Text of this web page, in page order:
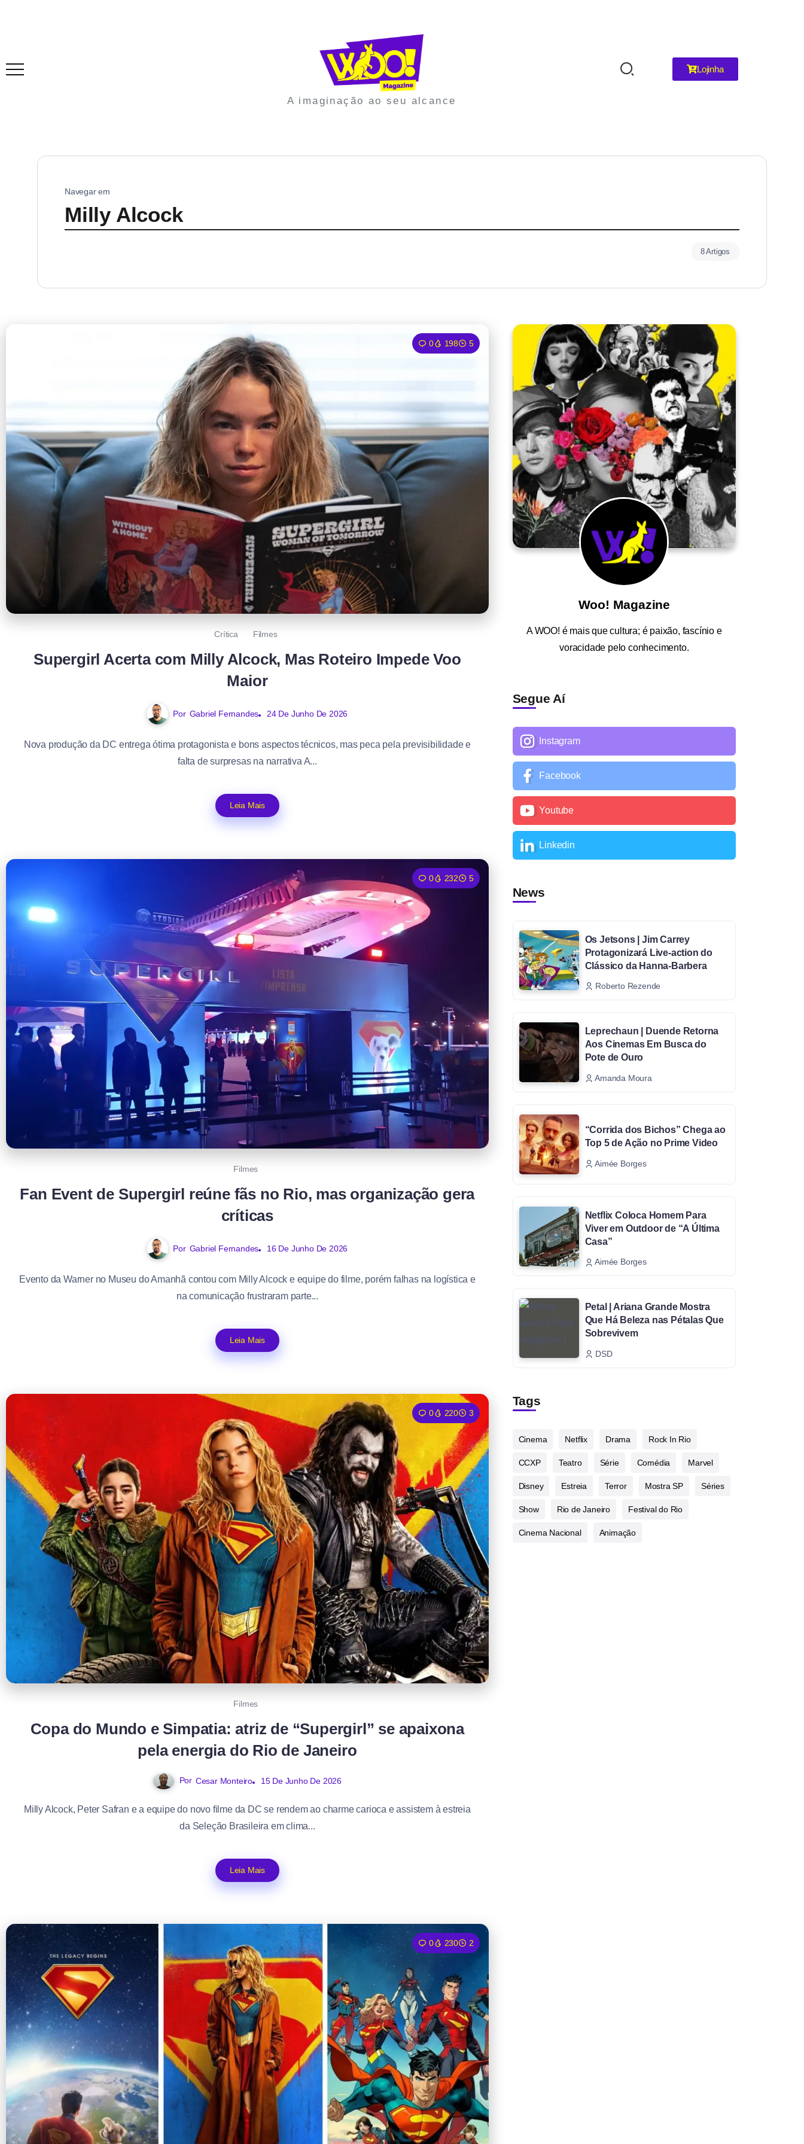
A imaginação ao seu alcance
Lojinha
Navegar em
Milly Alcock
8 Artigos
0 198 5
Crítica Filmes
Supergirl Acerta com Milly Alcock, Mas Roteiro Impede Voo
Maior
Por Gabriel Fernandes 24 De Junho De 2026
Nova produção da DC entrega ótima protagonista e bons aspectos técnicos, mas peca pela previsibilidade e
falta de surpresas na narrativa A...
Leia Mais
0 232 5
Filmes
Fan Event de Supergirl reúne fãs no Rio, mas organização gera
críticas
Por Gabriel Fernandes 16 De Junho De 2026
Evento da Warner no Museu do Amanhã contou com Milly Alcock e equipe do filme, porém falhas na logística e
na comunicação frustraram parte...
Leia Mais
0 220 3
Filmes
Copa do Mundo e Simpatia: atriz de “Supergirl” se apaixona
pela energia do Rio de Janeiro
Por Cesar Monteiro 15 De Junho De 2026
Milly Alcock, Peter Safran e a equipe do novo filme da DC se rendem ao charme carioca e assistem à estreia
da Seleção Brasileira em clima...
Leia Mais
0 230 2
Woo! Magazine
AWOO! é mais que cultura; é paixão, fascínio e
voracidade pelo conhecimento.
Segue Aí
Instagram
Facebook
Youtube
Linkedin
News
Os Jetsons | Jim Carrey
Protagonizará Live-action do
Clássico da Hanna-Barbera
Roberto Rezende
Leprechaun | Duende Retorna
Aos Cinemas Em Busca do
Pote de Ouro
Amanda Moura
“Corrida dos Bichos” Chega ao
Top 5 de Ação no Prime Video
Aimée Borges
Netflix Coloca Homem Para
Viver em Outdoor de “A Última
Casa”
Aimée Borges
Petal | Ariana Grande Mostra
Que Há Beleza nas Pétalas Que
Sobrevivem
DSD
Tags
Cinema Netflix Drama Rock In Rio
CCXP Teatro Série Comédia Marvel
Disney Estreia Terror Mostra SP Séries
Show Rio de Janeiro Festival do Rio
Cinema Nacional Animação